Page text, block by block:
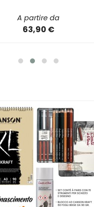
A partire da
63,90 €